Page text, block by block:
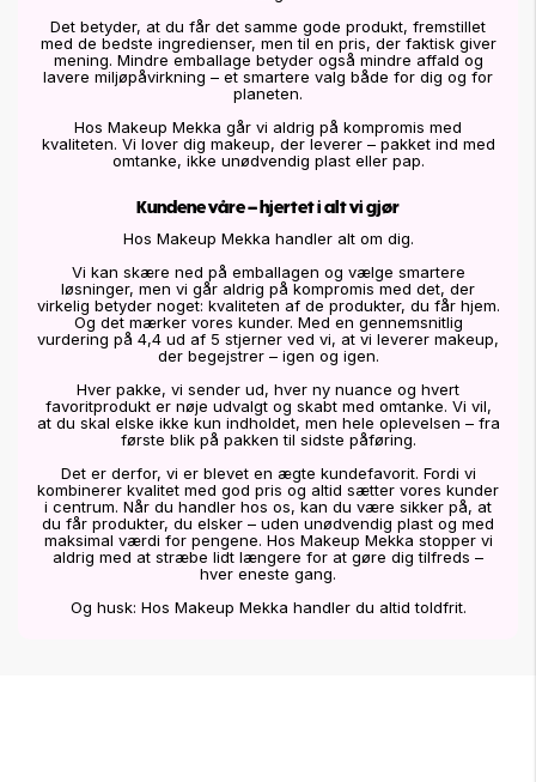
Det betyder, at du får det samme gode produkt, fremstillet
med de bedste ingredienser, men til en pris, der faktisk giver
mening. Mindre emballage betyder også mindre affald og
lavere miljøpåvirkning – et smartere valg både for dig og for
planeten.
Hos Makeup Mekka går vi aldrig på kompromis med
kvaliteten. Vi lover dig makeup, der leverer – pakket ind med
omtanke, ikke unødvendig plast eller pap.
Kundene våre – hjertet i alt vi gjør
Hos Makeup Mekka handler alt om dig.
Vi kan skære ned på emballagen og vælge smartere
løsninger, men vi går aldrig på kompromis med det, der
virkelig betyder noget: kvaliteten af de produkter, du får hjem.
Og det mærker vores kunder. Med en gennemsnitlig
vurdering på 4,4 ud af 5 stjerner ved vi, at vi leverer makeup,
der begejstrer – igen og igen.
Hver pakke, vi sender ud, hver ny nuance og hvert
favoritprodukt er nøje udvalgt og skabt med omtanke. Vi vil,
at du skal elske ikke kun indholdet, men hele oplevelsen – fra
første blik på pakken til sidste påføring.
Det er derfor, vi er blevet en ægte kundefavorit. Fordi vi
kombinerer kvalitet med god pris og altid sætter vores kunder
i centrum. Når du handler hos os, kan du være sikker på, at
du får produkter, du elsker – uden unødvendig plast og med
maksimal værdi for pengene. Hos Makeup Mekka stopper vi
aldrig med at stræbe lidt længere for at gøre dig tilfreds –
hver eneste gang.
Og husk: Hos Makeup Mekka handler du altid toldfrit.